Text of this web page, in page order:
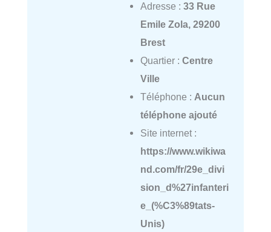
Adresse : 33 Rue
Emile Zola, 29200
Brest
Quartier : Centre
Ville
Téléphone : Aucun
téléphone ajouté
Site internet :
https://www.wikiwa
nd.com/fr/29e_divi
sion_d%27infanteri
e_(%C3%89tats-
Unis)